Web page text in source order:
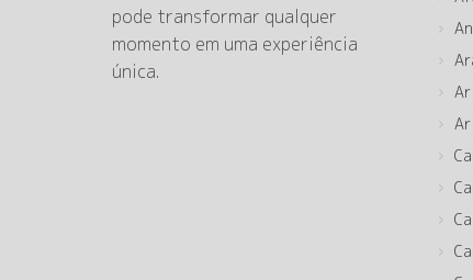
pode transformar qualquer
momento em uma experiência
única.